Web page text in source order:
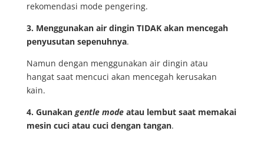
rekomendasi mode pengering.
3. Menggunakan air dingin TIDAK akan mencegah
penyusutan sepenuhnya.
Namun dengan menggunakan air dingin atau
hangat saat mencuci akan mencegah kerusakan
kain.
4. Gunakangentle modeatau lembut saat memakai
mesin cuci atau cuci dengan tangan.